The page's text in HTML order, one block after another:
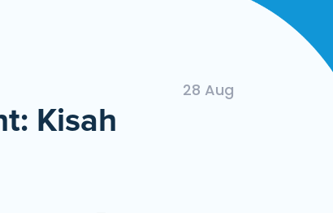
28 Aug
Kisah